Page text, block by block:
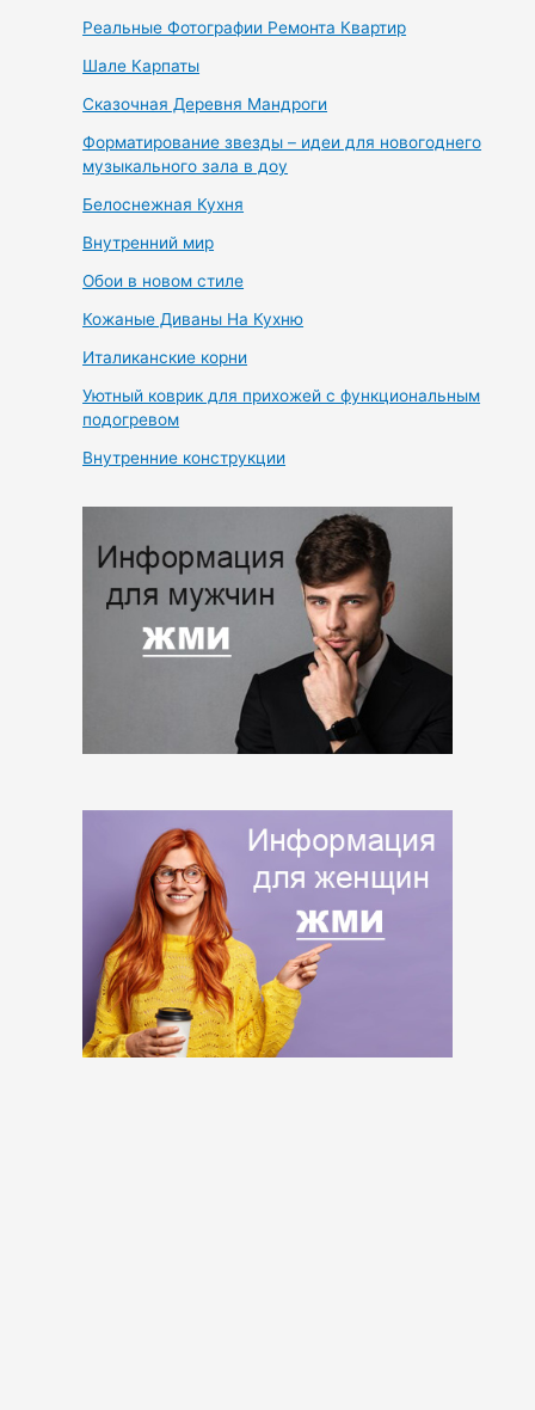
Реальные Фотографии Ремонта Квартир
Шале Карпаты
Сказочная Деревня Мандроги
Форматирование звезды – идеи для новогоднего
музыкального зала в доу
Белоснежная Кухня
Внутренний мир
Обои в новом стиле
Кожаные Диваны На Кухню
Италиканские корни
Уютный коврик для прихожей с функциональным
подогревом
Внутренние конструкции